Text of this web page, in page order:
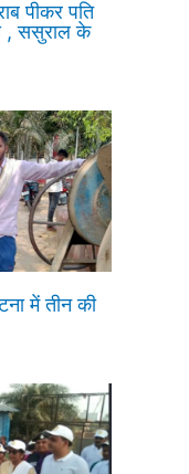
पीकर पति
, ससुराल के
में तीन की